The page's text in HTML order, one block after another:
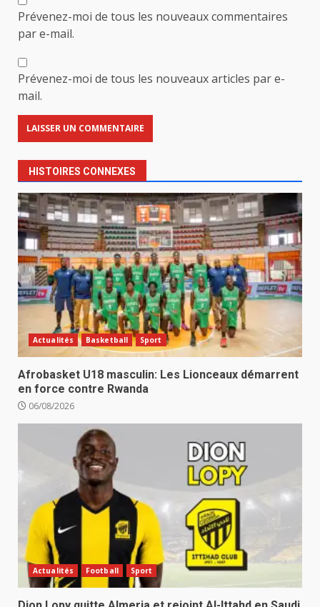
Prévenez-moi de tous les nouveaux commentaires
par e-mail.
Prévenez-moi de tous les nouveaux articles par e-
mail.
HISTOIRES CONNEXES
Actualités Basketball Sport
Afrobasket U18 masculin: Les Lionceaux démarrent
en force contre Rwanda
06/08/2026
Actualités Football Sport